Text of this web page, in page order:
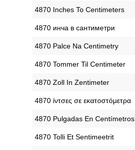
‎4870 Inches To Centimeters
‎4870 инча в сантиметри
‎4870 Palce Na Centimetry
‎4870 Tommer Til Centimeter
‎4870 Zoll In Zentimeter
‎4870 ίντσες σε εκατοστόμετρα
‎4870 Pulgadas En Centímetros
‎4870 Tolli Et Sentimeetrit